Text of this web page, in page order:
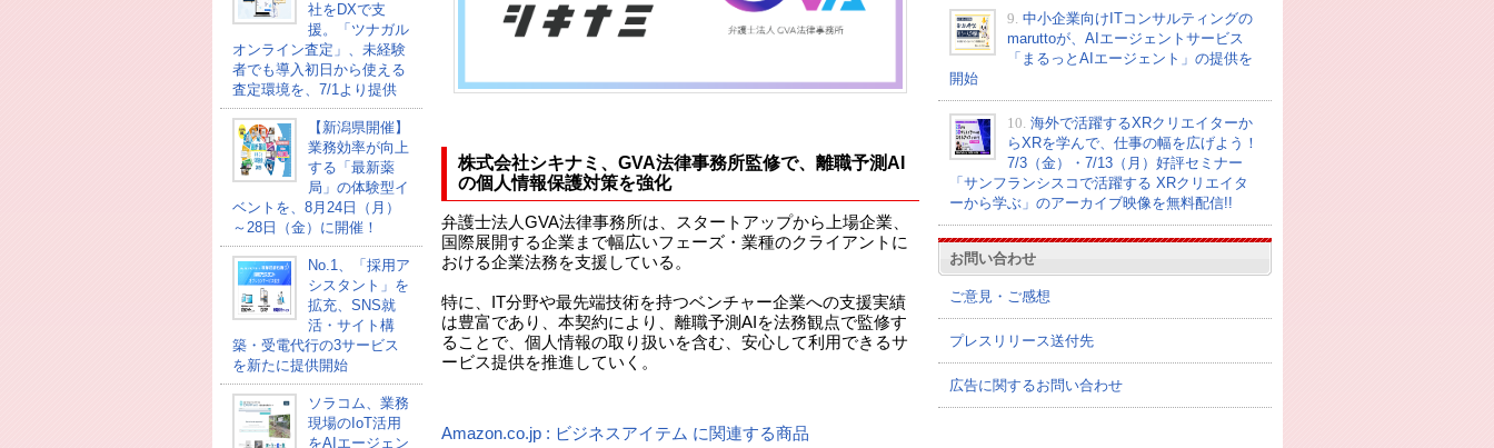
社をDXで支
援。「ツナガル
オンライン査定」、未経験
者でも導入初日から使える
査定環境を、7/1より提供
【新潟県開催】
業務効率が向上
する「最新薬
局」の体験型イ
ベントを、8月24日（月）
～28日（金）に開催！
No.1、「採用ア
シスタント」を
拡充、SNS就
活・サイト構
築・受電代行の3サービス
を新たに提供開始
ソラコム、業務
現場のIoT活用
をAIエージェン
株式会社シキナミ、GVA法律事務所監修で、離職予測AI
の個人情報保護対策を強化
弁護士法人GVA法律事務所は、スタートアップから上場企業、
国際展開する企業まで幅広いフェーズ・業種のクライアントに
おける企業法務を支援している。
特に、IT分野や最先端技術を持つベンチャー企業への支援実績
は豊富であり、本契約により、離職予測AIを法務観点で監修す
ることで、個人情報の取り扱いを含む、安心して利用できるサ
ービス提供を推進していく。
Amazon.co.jp : ビジネスアイテム に関連する商品
9. 中小企業向けITコンサルティングの
maruttoが、AIエージェントサービス
「まるっとAIエージェント」の提供を
開始
10. 海外で活躍するXRクリエイターか
らXRを学んで、仕事の幅を広げよう！
7/3（金）・7/13（月）好評セミナー
「サンフランシスコで活躍する XRクリエイタ
ーから学ぶ」のアーカイブ映像を無料配信!!
お問い合わせ
ご意見・ご感想
プレスリリース送付先
広告に関するお問い合わせ